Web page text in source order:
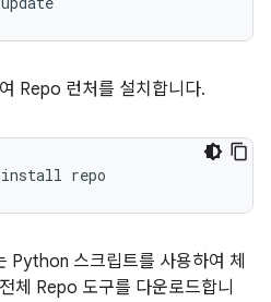
Repo 런처를 설치합니다.
install repo
Python 스크립트를 사용하여 체
체 Repo 도구를 다운로드합니